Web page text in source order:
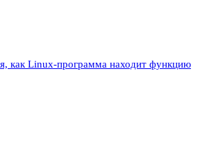
как Linux-программа находит функцию